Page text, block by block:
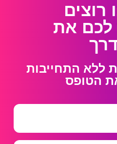
רוצים
לכם את
ללא התחייבות
הטופס